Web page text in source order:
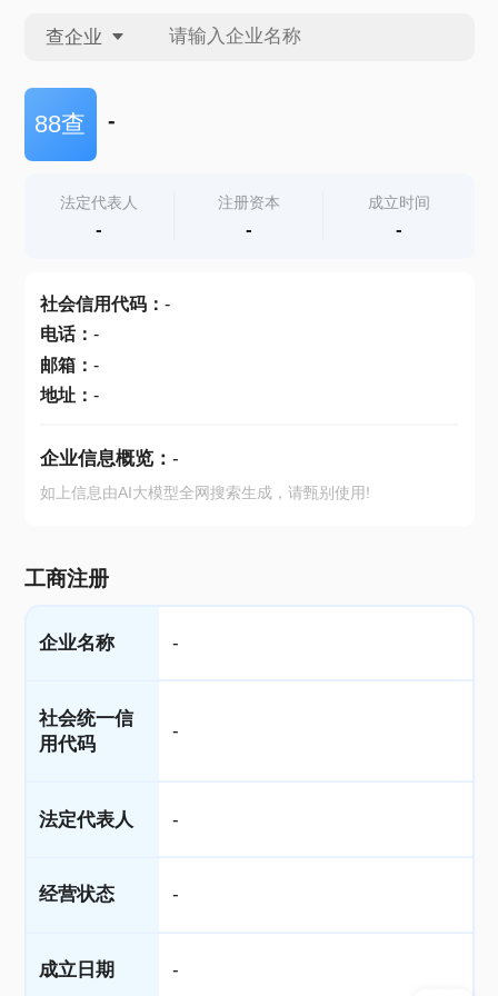
查企业
查企业
查产地
88查 -
法定代表人
-
注册资本
-
成立时间
-
社会信用代码： -
电话： -
邮箱： -
地址： -
企业信息概览： -
如上信息由AI大模型全网搜索生成，请甄别使用!
工商注册
企业名称 -
社会统一信
用代码
-
法定代表人 -
经营状态 -
成立日期 -